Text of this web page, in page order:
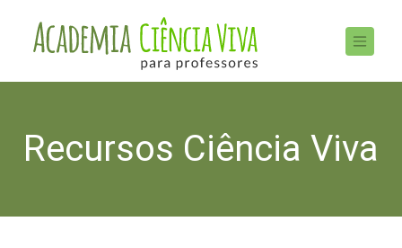
Recursos Ciência Viva